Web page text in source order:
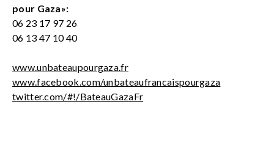
pour Gaza»:
06 23 17 97 26
06 13 47 10 40
www.unbateaupourgaza.fr
www.facebook.com/unbateaufrancaispourgaza
twitter.com/#!/BateauGazaFr